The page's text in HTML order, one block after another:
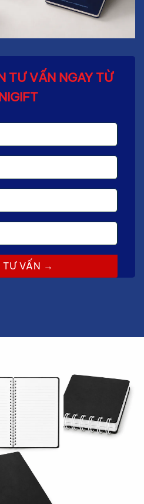
TƯ VẤN NGAY TỪ